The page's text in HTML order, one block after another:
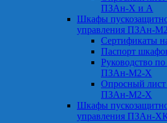
ПЗАн-Х и А
Шкафы
управления ПЗАн-
Сертификаты
Паспорт
Руководство
ПЗАн-М2-Х
Опросный лист
ПЗАн-М2-Х
Шкафы
управления ПЗАн-